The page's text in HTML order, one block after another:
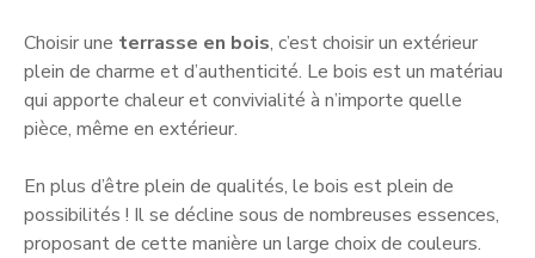
Choisir une terrasse en bois, c’est choisir un extérieur
plein de charme et d’authenticité. Le bois est un matériau
qui apporte chaleur et convivialité à n’importe quelle
pièce, même en extérieur.
En plus d’être plein de qualités, le bois est plein de
possibilités ! Il se décline sous de nombreuses essences,
proposant de cette manière un large choix de couleurs.